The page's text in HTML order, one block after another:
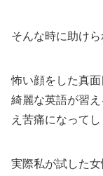
そんな時に助けら
怖い顔をした真
綺麗な英語が習
え苦痛になってし
実際私が試した